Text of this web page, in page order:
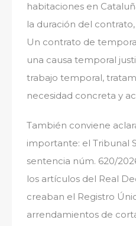
habitaciones en
la duración del
Un contrato de
una causa temporal
trabajo temporal,
necesidad concreta y
También conviene
importante: el Tribunal
sentencia núm. 620/
los artículos del Real
creaban el Registro
arrendamientos de